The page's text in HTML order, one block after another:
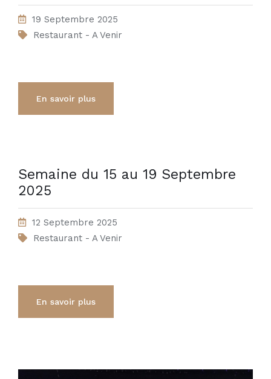
19 Septembre 2025
Restaurant - A Venir
En savoir plus
Semaine du 15 au 19 Septembre
2025
12 Septembre 2025
Restaurant - A Venir
En savoir plus